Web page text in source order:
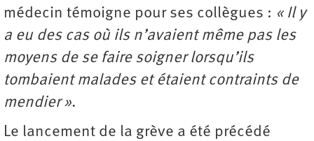
médecin témoigne pour ses collègues : « Il y
a eu des cas où ils n’avaient même pas les
moyens de se faire soigner lorsqu’ils
tombaient malades et étaient contraints de
mendier ».
Le lancement de la grève a été précédé